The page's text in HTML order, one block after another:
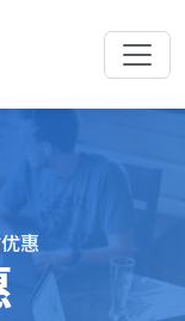
惠